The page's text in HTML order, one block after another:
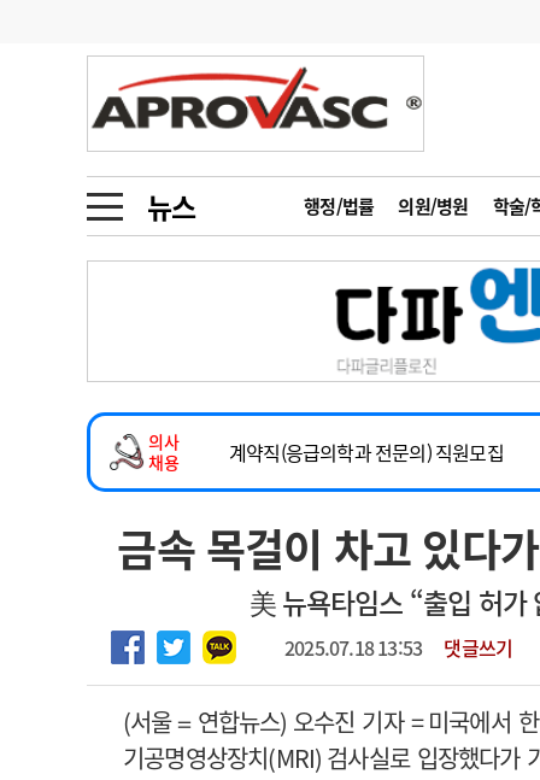
뉴스 행정/법률 의원/병원 학술/
금주의 검색어
1
의사인력 수급 추
2
성분명 처방
3
AI의료
4
전공의 모집 결과
메디인포 인사
오피니언 칼럼
인물 초대석 피플
동영상뉴스
포토뉴스
메디 Hospital 지역병원 중소병원
인포메이션 행정처분 판례
고객센터 회사소개 법적고지
의사
채용
2026년 하반기 인턴 모집
마취통증의학과 임기제 임상의사 채용
계약직(응급의학과 전문의) 직원모집
하반기 전공의(레지던트1년차) 모집
2026년 하반기 인턴 모집
마취통증의학과 임기제 임상의사 채용
금속 목걸이 차고 있다
美 뉴욕타임스 “출입 허
2025.07.18 13:53 댓글쓰기
(서울＝연합뉴스) 오수진 기자=미국에서
기공명영상장치(MRI) 검사실로 입장했다가